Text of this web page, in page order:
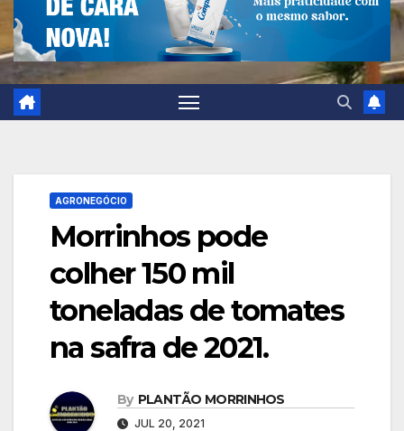
AGRONEGÓCIO
Morrinhos pode
colher 150 mil
toneladas de tomates
na safra de 2021.
By PLANTÃO MORRINHOS
JUL 20, 2021